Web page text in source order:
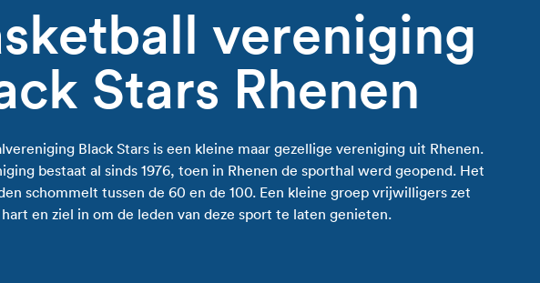
vereniging
Stars Rhenen
Black Stars is een kleine maar gezellige vereniging uit Rhenen.
bestaat al sinds 1976, toen in Rhenen de sporthal werd geopend. Het
schommelt tussen de 60 en de 100. Een kleine groep vrijwilligers zet
en ziel in om de leden van deze sport te laten genieten.